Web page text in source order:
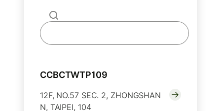
CCBCTWTP109
12F, NO.57 SEC. 2, ZHONGSHAN
N, TAIPEI, 104